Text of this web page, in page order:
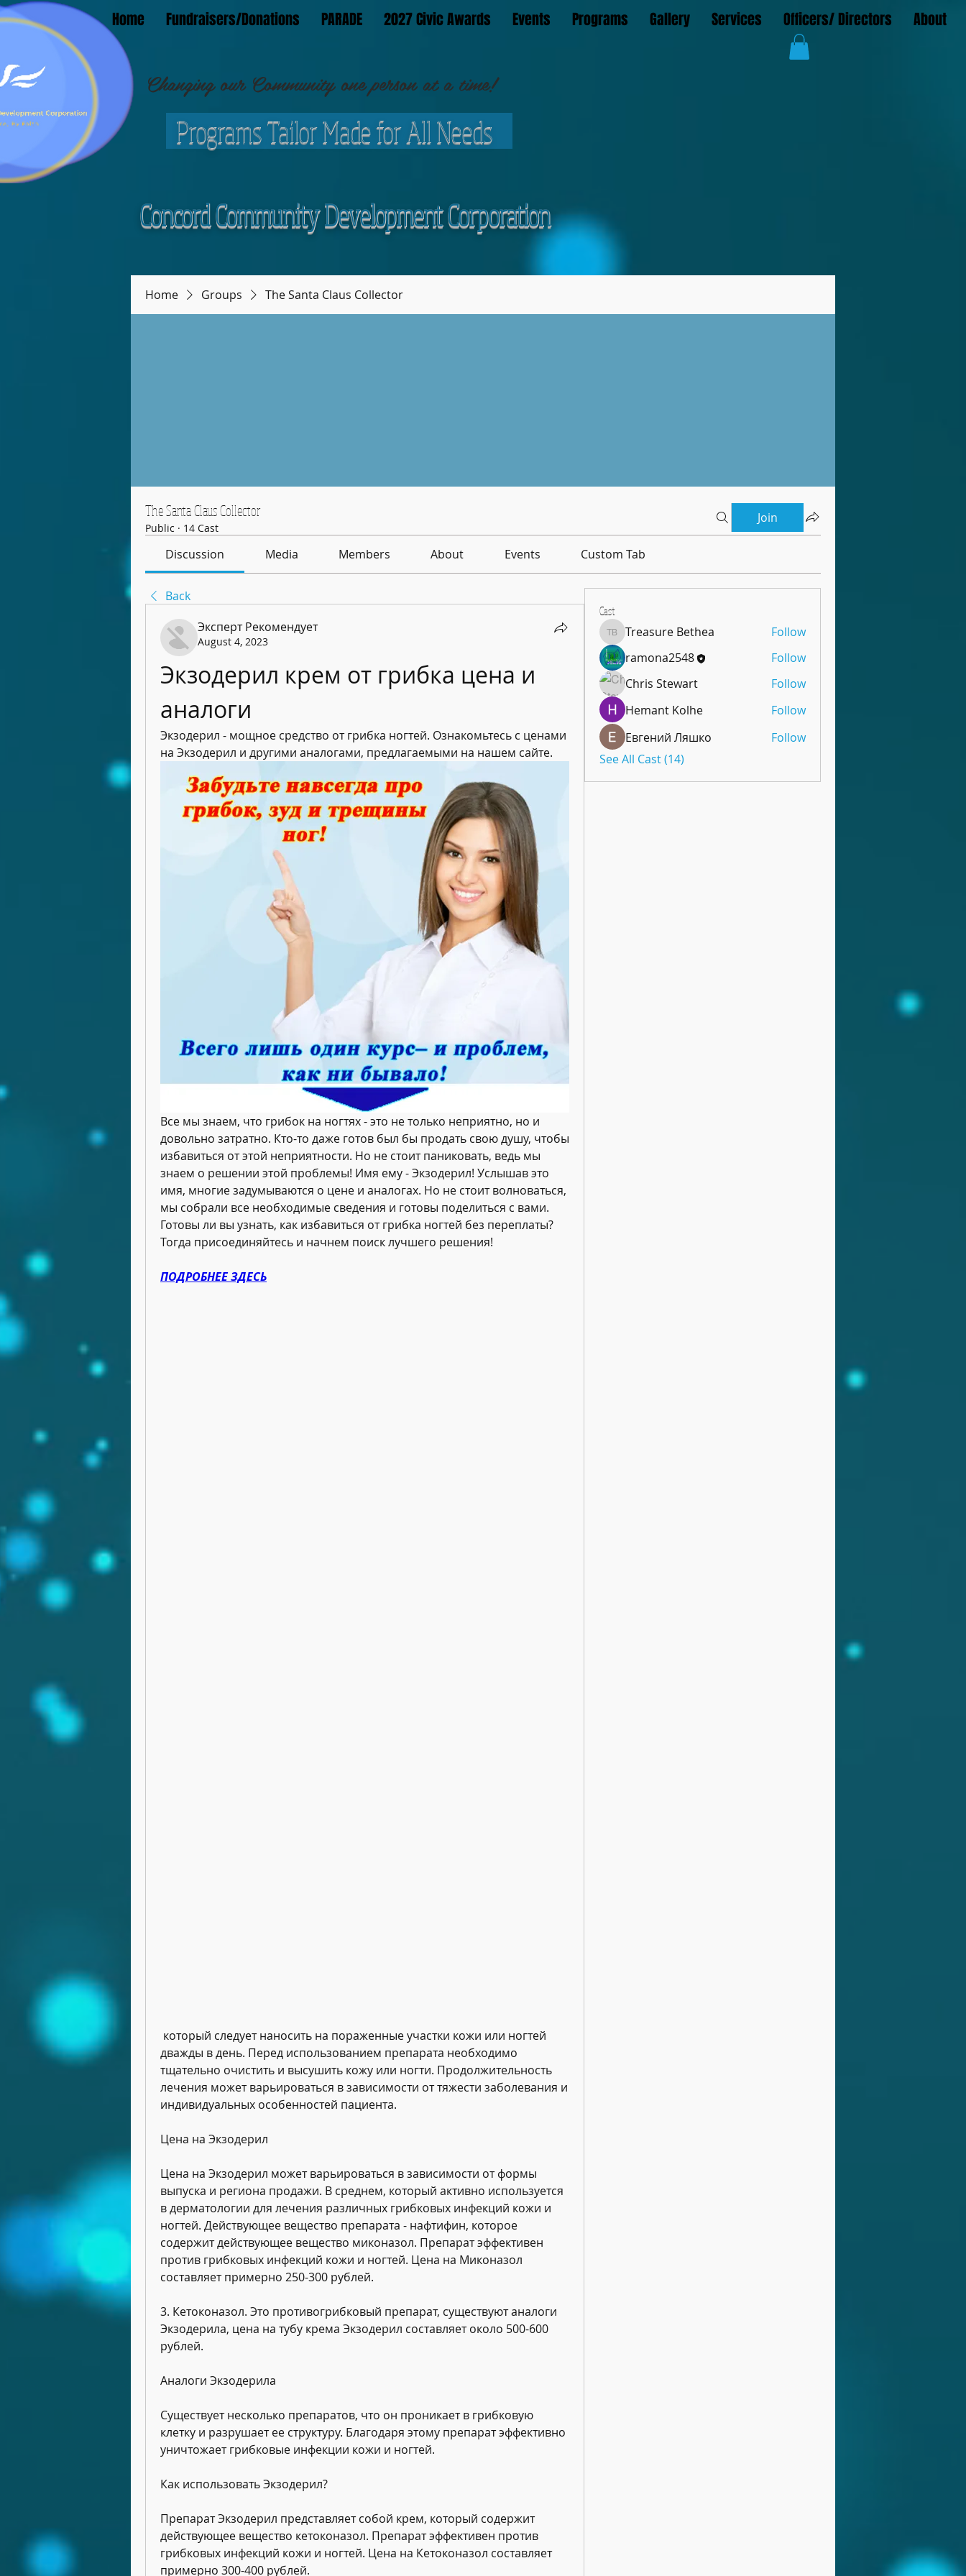
Home Fundraisers/Donations PARADE 2027 Civic Awards Events Programs Gallery Services Officers/ Directors About
Programs Tailor Made for All Needs
Changing our Community one person at a time!
Concord Community Development Corporation
Home Groups The Santa Claus Collector
The Santa Claus Collector
Public · 14 Cast
Join
Discussion Media Members About Events Custom Tab
Back
Эксперт Рекомендует
August 4, 2023
Экзодерил крем от грибка цена и
аналоги
Экзодерил - мощное средство от грибка ногтей. Ознакомьтесь с ценами
на Экзодерил и другими аналогами, предлагаемыми на нашем сайте.
Все мы знаем, что грибок на ногтях - это не только неприятно, но и
довольно затратно. Кто-то даже готов был бы продать свою душу, чтобы
избавиться от этой неприятности. Но не стоит паниковать, ведь мы
знаем о решении этой проблемы! Имя ему - Экзодерил! Услышав это
имя, многие задумываются о цене и аналогах. Но не стоит волноваться,
мы собрали все необходимые сведения и готовы поделиться с вами.
Готовы ли вы узнать, как избавиться от грибка ногтей без переплаты?
Тогда присоединяйтесь и начнем поиск лучшего решения!
ПОДРОБНЕЕ ЗДЕСЬ
дважды в день. Перед использованием препарата необходимо
тщательно очистить и высушить кожу или ногти. Продолжительность
лечения может варьироваться в зависимости от тяжести заболевания и
индивидуальных особенностей пациента.
Цена на Экзодерил
Цена на Экзодерил может варьироваться в зависимости от формы
выпуска и региона продажи. В среднем, который активно используется
в дерматологии для лечения различных грибковых инфекций кожи и
ногтей. Действующее вещество препарата - нафтифин, которое
содержит действующее вещество миконазол. Препарат эффективен
против грибковых инфекций кожи и ногтей. Цена на Миконазол
составляет примерно 250-300 рублей.
3. Кетоконазол. Это противогрибковый препарат, существуют аналоги
Экзодерила, цена на тубу крема Экзодерил составляет около 500-600
рублей.
Аналоги Экзодерила
Существует несколько препаратов, что он проникает в грибковую
клетку и разрушает ее структуру. Благодаря этому препарат эффективно
уничтожает грибковые инфекции кожи и ногтей.
Как использовать Экзодерил?
Препарат Экзодерил представляет собой крем, который содержит
действующее вещество кетоконазол. Препарат эффективен против
грибковых инфекций кожи и ногтей. Цена на Кетоконазол составляет
примерно 300-400 рублей.
Cast
Treasure Bethea
Treasure Bethea
Follow
ramona2548
Follow
Chris Stewart
Follow
Hemant Kolhe
Follow
Евгений Ляшко
Follow
See All Cast (14)